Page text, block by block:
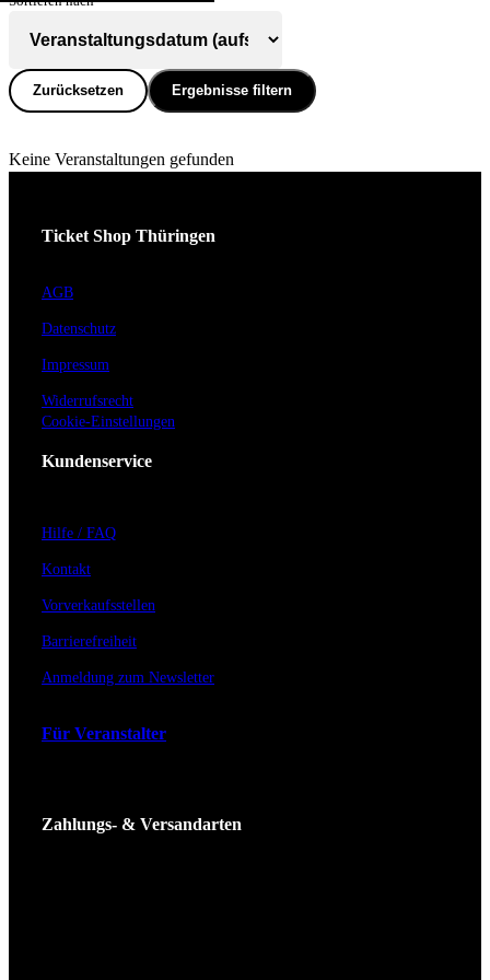
Zurücksetzen Ergebnisse filtern
Keine Veranstaltungen gefunden
Ticket Shop Thüringen
AGB
Datenschutz
Impressum
Widerrufsrecht
Cookie-Einstellungen
Kundenservice
Hilfe / FAQ
Kontakt
Vorverkaufsstellen
Barrierefreiheit
Anmeldung zum Newsletter
Für Veranstalter
Zahlungs- & Versandarten